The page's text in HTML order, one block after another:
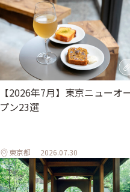
【2026年7月】東京ニューオ
プン23選
東京都 2026.07.30